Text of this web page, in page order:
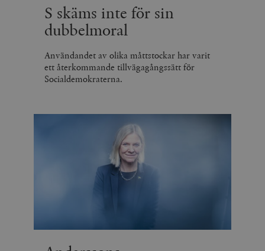
S skäms inte för sin
dubbelmoral
Användandet av olika måttstockar har varit
ett återkommande tillvägagångssätt för
Socialdemokraterna.